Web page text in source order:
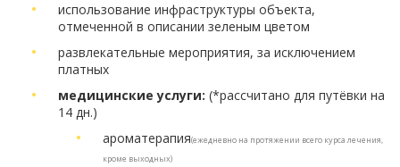
использование инфраструктуры объекта,
отмеченной в описании зеленым цветом
развлекательные мероприятия, за исключением
платных
медицинские услуги: (*рассчитано для путёвки на
14 дн.)
ароматерапия(ежедневно на протяжении всего курса лечения,
кроме выходных)